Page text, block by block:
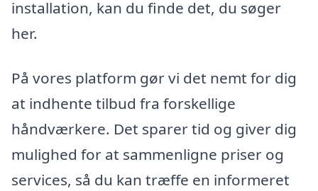
installation, kan du finde det, du søger
her.
På vores platform gør vi det nemt for dig
at indhente tilbud fra forskellige
håndværkere. Det sparer tid og giver dig
mulighed for at sammenligne priser og
services, så du kan træffe en informeret